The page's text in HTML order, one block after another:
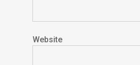
Website